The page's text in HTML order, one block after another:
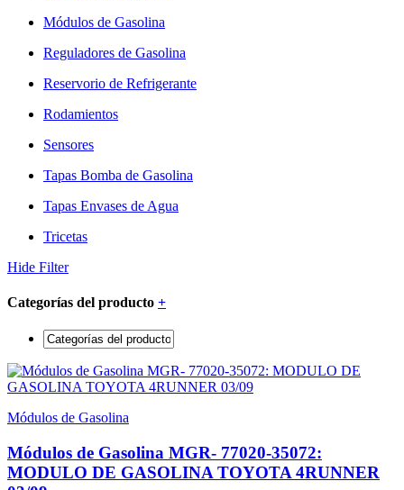
Módulos de Gasolina
Reguladores de Gasolina
Reservorio de Refrigerante
Rodamientos
Sensores
Tapas Bomba de Gasolina
Tapas Envases de Agua
Tricetas
Hide Filter
Categorías del producto +
Módulos de Gasolina
Módulos de Gasolina MGR- 77020-35072:
MODULO DE GASOLINA TOYOTA 4RUNNER